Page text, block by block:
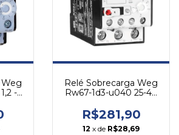
-
Relé Sobrecarga Weg
Rw67-1d3-u040 25-40
R$281,90
12 x de R$28,69